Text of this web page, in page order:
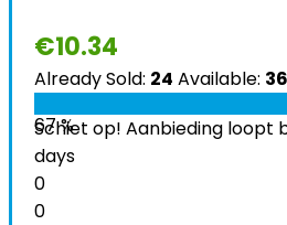
€10.34
Already Sold: 24 Available: 36
67 %
Schiet op! Aanbieding loopt
days
0
0